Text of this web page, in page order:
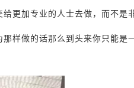
更加专业的人士去做，而不是
样做的话那么到头来你只能是